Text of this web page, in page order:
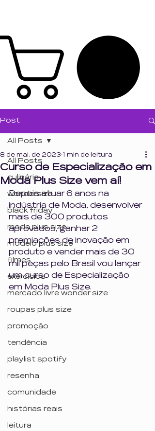
Post
All Posts
culinária
wondersize
black friday
moda plus size
modelo plus size
filmes
exercícios
mercado livre wonder size
roupas plus size
promoção
tendência
playlist spotify
resenha
comunidade
histórias reais
leitura
All Posts
Curso de Especialização em
Moda Plus Size vem aí!
8 de mai. de 2023 1 min de leitura
Depois atuar 6 anos na
indústria de Moda, desenvolver
mais de 300 produtos
aprovados, ganhar 2
premiações de inovação em
produto e vender mais de 30
mil peças pelo Brasil vou lançar
um curso de Especialização
em Moda Plus Size.